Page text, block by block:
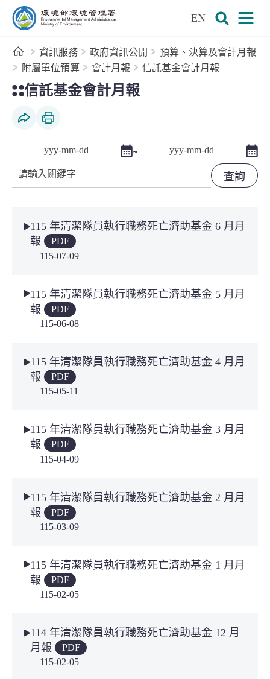
跳到主要內容區塊
EN
首頁資訊服務 政府資訊公開
預算、決算及會計月報
附屬單位預算
會計月報 信託基金會計月報
信託基金會計月報
查詢起日期
點擊選擇日期起日
~
查詢迄日期
點擊
關鍵字
115-07-09
115 年清潔隊員執行職務死亡濟助基金 6 月月
報
PDF
115-06-08
115 年清潔隊員執行職務死亡濟助基金 5 月月
報
PDF
115-05-11
115 年清潔隊員執行職務死亡濟助基金 4 月月
報
PDF
115-04-09
115 年清潔隊員執行職務死亡濟助基金 3 月月
報
PDF
115-03-09
115 年清潔隊員執行職務死亡濟助基金 2 月月
報
PDF
115-02-05
115 年清潔隊員執行職務死亡濟助基金 1 月月
報
PDF
115-02-05
114 年清潔隊員執行職務死亡濟助基金 12 月
月報
PDF